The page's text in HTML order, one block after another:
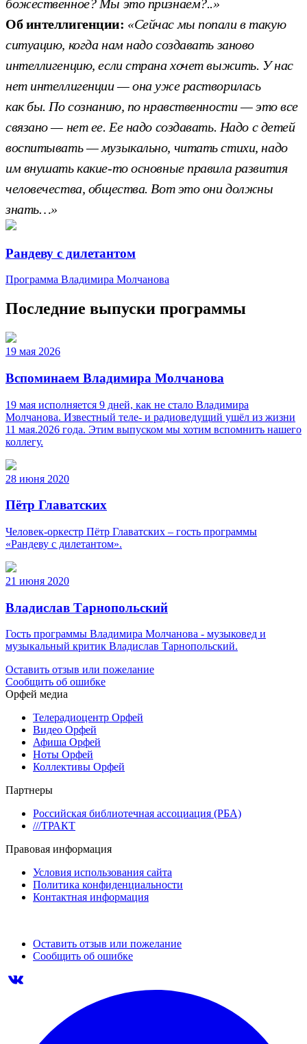
божественное? Мы это признаем?..»
Об интеллигенции: «Сейчас мы попали в такую
ситуацию, когда нам надо создавать заново
интеллигенцию, если страна хочет выжить. У нас
нет интеллигенции — она уже растворилась
как бы. По сознанию, по нравственности — это все
связано — нет ее. Ее надо создавать. Надо с детей
воспитывать — музыкально, читать стихи, надо
им внушать какие-то основные правила развития
человечества, общества. Вот это они должны
знать…»
Рандеву с дилетантом
Программа Владимира Молчанова
Последние выпуски программы
19 мая 2026
Вспоминаем Владимира Молчанова
19 мая исполняется 9 дней, как не стало Владимира
Молчанова. Известный теле‑ и радиоведущий ушёл из жизни
11 мая.2026 года. Этим выпуском мы хотим вспомнить нашего
коллегу.
28 июня 2020
Пётр Главатских
Человек-оркестр Пётр Главатских – гость программы
«Рандеву с дилетантом».
21 июня 2020
Владислав Тарнопольский
Гость программы Владимира Молчанова - музыковед и
музыкальный критик Владислав Тарнопольский.
Оставить отзыв или пожелание
Сообщить об ошибке
Орфей медиа
Телерадиоцентр Орфей
Видео Орфей
Афиша Орфей
Ноты Орфей
Коллективы Орфей
Партнеры
Российская библиотечная ассоциация (РБА)
///ТРАКТ
Правовая информация
Условия использования сайта
Политика конфиденциальности
Контактная информация
Оставить отзыв или пожелание
Сообщить об ошибке